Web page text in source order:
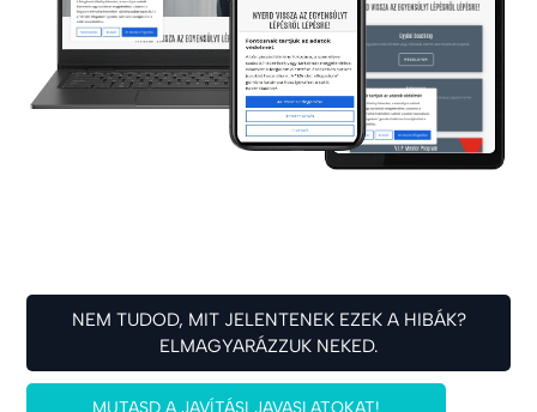
NEM TUDOD, MIT JELENTENEK EZEK A HIBÁK?
ELMAGYARÁZZUK NEKED.
MUTASD A JAVÍTÁSI JAVASLATOKAT!